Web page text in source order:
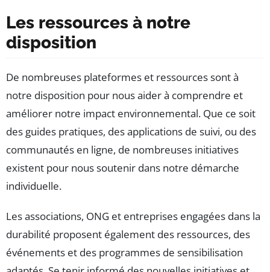
Les ressources à notre
disposition
De nombreuses plateformes et ressources sont à
notre disposition pour nous aider à comprendre et
améliorer notre impact environnemental. Que ce soit
des guides pratiques, des applications de suivi, ou des
communautés en ligne, de nombreuses initiatives
existent pour nous soutenir dans notre démarche
individuelle.
Les associations, ONG et entreprises engagées dans la
durabilité proposent également des ressources, des
événements et des programmes de sensibilisation